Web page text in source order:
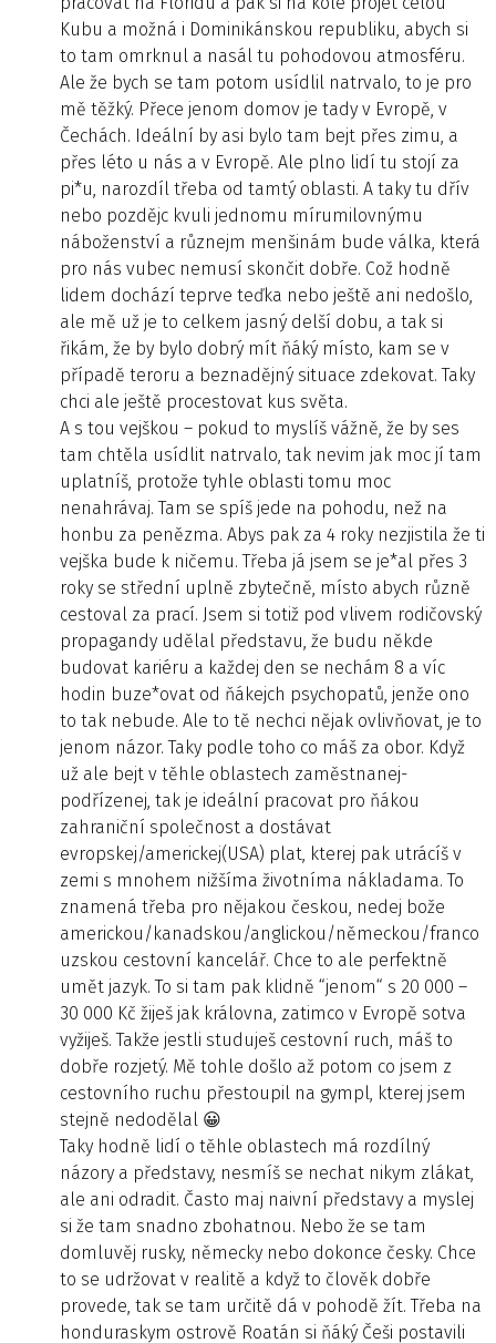
Kubu a možná i Dominikánskou republiku, abych si
to tam omrknul a nasál tu pohodovou atmosféru.
Ale že bych se tam potom usídlil natrvalo, to je pro
mě těžký. Přece jenom domov je tady v Evropě, v
Čechách. Ideální by asi bylo tam bejt přes zimu, a
přes léto u nás a v Evropě. Ale plno lidí tu stojí za
pi*u, narozdíl třeba od tamtý oblasti. A taky tu dřív
nebo pozdějc kvuli jednomu mírumilovnýmu
náboženství a různejm menšinám bude válka, která
pro nás vubec nemusí skončit dobře. Což hodně
lidem dochází teprve teďka nebo ještě ani nedošlo,
ale mě už je to celkem jasný delší dobu, a tak si
řikám, že by bylo dobrý mít ňáký místo, kam se v
případě teroru a beznadějný situace zdekovat. Taky
chci ale ještě procestovat kus světa.
A s tou vejškou – pokud to myslíš vážně, že by ses
tam chtěla usídlit natrvalo, tak nevim jak moc jí tam
uplatníš, protože tyhle oblasti tomu moc
nenahrávaj. Tam se spíš jede na pohodu, než na
honbu za penězma. Abys pak za 4 roky nezjistila že ti
vejška bude k ničemu. Třeba já jsem se je*al přes 3
roky se střední uplně zbytečně, místo abych různě
cestoval za prací. Jsem si totiž pod vlivem rodičovský
propagandy udělal představu, že budu někde
budovat kariéru a každej den se nechám 8 a víc
hodin buze*ovat od ňákejch psychopatů, jenže ono
to tak nebude. Ale to tě nechci nějak ovlivňovat, je to
jenom názor. Taky podle toho co máš za obor. Když
už ale bejt v těhle oblastech zaměstnanej-
podřízenej, tak je ideální pracovat pro ňákou
zahraniční společnost a dostávat
evropskej/americkej(USA) plat, kterej pak utrácíš v
zemi s mnohem nižšíma životníma nákladama. To
znamená třeba pro nějakou českou, nedej bože
americkou/kanadskou/anglickou/německou/franco
uzskou cestovní kancelář. Chce to ale perfektně
umět jazyk. To si tam pak klidně “jenom“ s 20 000 –
30 000 Kč žiješ jak královna, zatimco v Evropě sotva
vyžiješ. Takže jestli studuješ cestovní ruch, máš to
dobře rozjetý. Mě tohle došlo až potom co jsem z
cestovního ruchu přestoupil na gympl, kterej jsem
stejně nedodělal 😀
Taky hodně lidí o těhle oblastech má rozdílný
názory a představy, nesmíš se nechat nikym zlákat,
ale ani odradit. Často maj naivní představy a myslej
si že tam snadno zbohatnou. Nebo že se tam
domluvěj rusky, německy nebo dokonce česky. Chce
to se udržovat v realitě a když to člověk dobře
provede, tak se tam určitě dá v pohodě žít. Třeba na
honduraskym ostrově Roatán si ňáký Češi postavili